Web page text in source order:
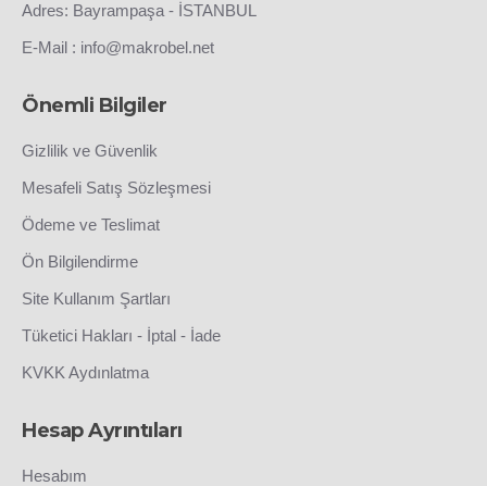
Adres: Bayrampaşa - İSTANBUL
E-Mail : info@makrobel.net
Önemli Bilgiler
Gizlilik ve Güvenlik
Mesafeli Satış Sözleşmesi
Ödeme ve Teslimat
Ön Bilgilendirme
Site Kullanım Şartları
Tüketici Hakları - İptal - İade
KVKK Aydınlatma
Hesap Ayrıntıları
Hesabım